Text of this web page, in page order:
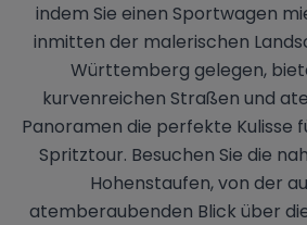
indem Sie einen Sportwagen
inmitten der malerischen
Württemberg gelegen,
kurvenreichen Straßen und
Panoramen die perfekte Kulisse
Spritztour. Besuchen Sie die
Hohenstaufen, von der
atemberaubenden Blick über